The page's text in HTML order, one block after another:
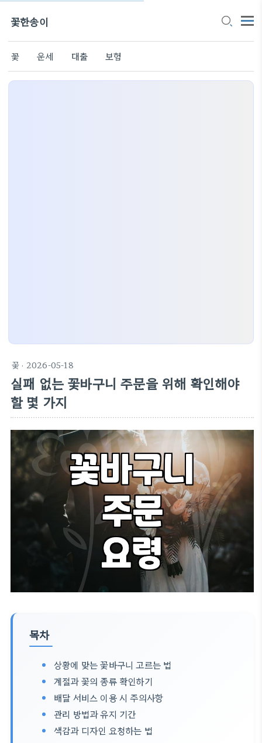
꽃한송이
꽃 운세 대출 보험
꽃 · 2026-05-18
실패 없는 꽃바구니 주문을 위해 확인해야
할 몇 가지
목차
상황에 맞는 꽃바구니 고르는 법
계절과 꽃의 종류 확인하기
배달 서비스 이용 시 주의사항
관리 방법과 유지 기간
색감과 디자인 요청하는 법